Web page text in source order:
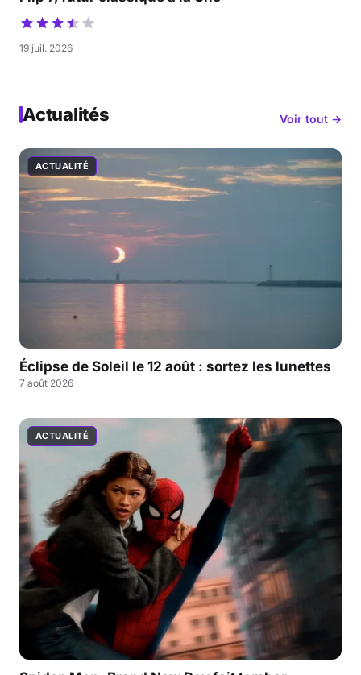
19 juil. 2026
Actualités Voir tout →
ACTUALITÉ
Éclipse de Soleil le 12 août : sortez les lunettes
7 août 2026
ACTUALITÉ